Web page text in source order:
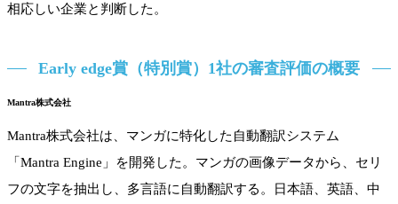
相応しい企業と判断した。
Early edge賞（特別賞）1社の審査評価の概要
Mantra株式会社
Mantra株式会社は、マンガに特化した自動翻訳システム
「Mantra Engine」を開発した。マンガの画像データから、セリ
フの文字を抽出し、多言語に自動翻訳する。日本語、英語、中